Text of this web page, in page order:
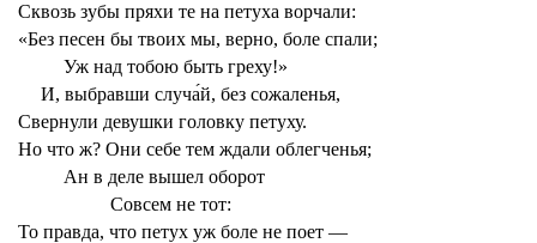
Сквозь зубы пряхи те на петуха ворчали:
«Без песен бы твоих мы, верно, боле спали;
Уж над тобою быть греху!»
И, выбравши случа́й, без сожаленья,
Свернули девушки головку петуху.
Но что ж? Они себе тем ждали облегченья;
Ан в деле вышел оборот
Совсем не тот:
То правда, что петух уж боле не поет —